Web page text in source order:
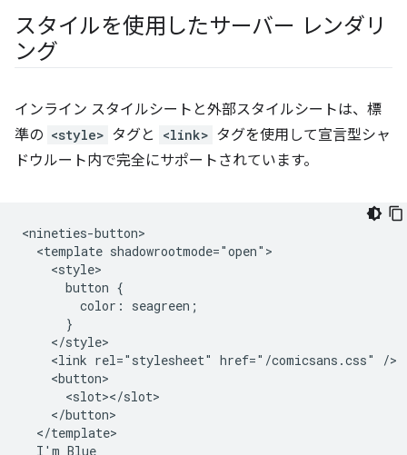
スタイルを使用したサーバー レンダリ
ング
インライン スタイルシートと外部スタイルシートは、標
準の <style> タグと <link> タグを使用して宣言型シャ
ドウルート内で完全にサポートされています。
<nineties-button>
  <template shadowrootmode="open">
    <style>
      button {
        color: seagreen;
      }
    </style>
    <link rel="stylesheet" href="/comicsans.css" />
    <button>
      <slot></slot>
    </button>
  </template>
  I'm Blue